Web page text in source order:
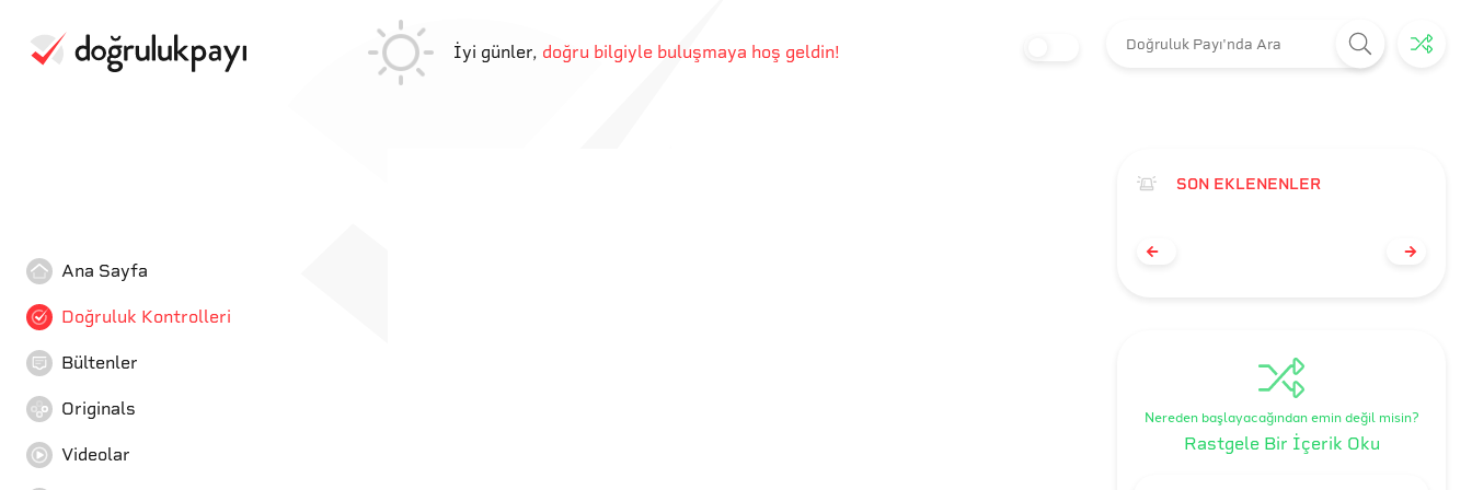
İyi günler, doğru bilgiyle buluşmaya hoş geldin!
Ana Sayfa
Doğruluk Kontrolleri
Bültenler
Originals
Videolar
SON EKLENENLER
Nereden başlayacağından emin değil misin?
Rastgele Bir İçerik Oku